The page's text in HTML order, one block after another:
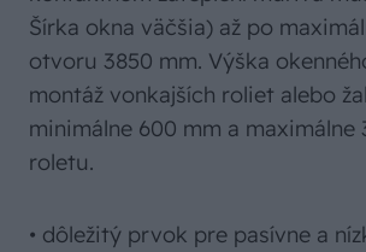
Šírka okna väčšia) až po
otvoru 3850 mm. Výška
montáž vonkajších roliet alebo
minimálne 600 mm a maximálne
roletu.
• dôležitý prvok pre pasívne a